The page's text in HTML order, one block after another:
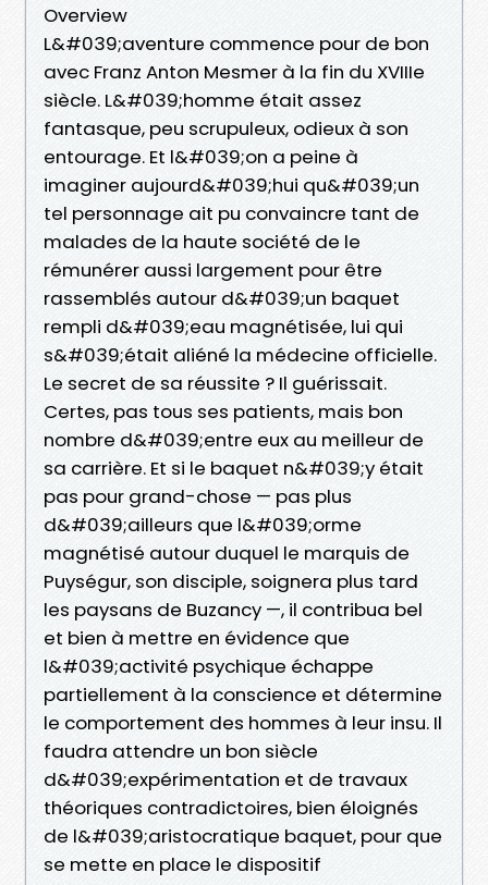
Overview
L&#039;aventure commence pour de bon
avec Franz Anton Mesmer à la fin du XVIIIe
siècle. L&#039;homme était assez
fantasque, peu scrupuleux, odieux à son
entourage. Et l&#039;on a peine à
imaginer aujourd&#039;hui qu&#039;un
tel personnage ait pu convaincre tant de
malades de la haute société de le
rémunérer aussi largement pour être
rassemblés autour d&#039;un baquet
rempli d&#039;eau magnétisée, lui qui
s&#039;était aliéné la médecine officielle.
Le secret de sa réussite ? Il guérissait.
Certes, pas tous ses patients, mais bon
nombre d&#039;entre eux au meilleur de
sa carrière. Et si le baquet n&#039;y était
pas pour grand-chose — pas plus
d&#039;ailleurs que l&#039;orme
magnétisé autour duquel le marquis de
Puységur, son disciple, soignera plus tard
les paysans de Buzancy —, il contribua bel
et bien à mettre en évidence que
l&#039;activité psychique échappe
partiellement à la conscience et détermine
le comportement des hommes à leur insu. Il
faudra attendre un bon siècle
d&#039;expérimentation et de travaux
théoriques contradictoires, bien éloignés
de l&#039;aristocratique baquet, pour que
se mette en place le dispositif